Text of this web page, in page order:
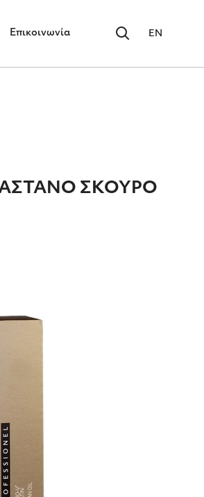
Επικοινωνία EN
ΣΚΟΥΡΟ